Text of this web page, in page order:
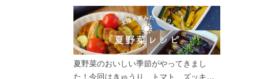
リ食べて、夏バテを吹き飛ばしましょ
う！
夏野菜のおいしい季節がやってきまし
た！今回はきゅうり、トマト、ズッキー